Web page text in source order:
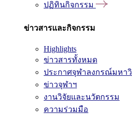
ปฏิทินกิจกรรม
ข่าวสารและกิจกรรม
Highlights
ข่าวสารทั้งหมด
ประกาศจุฬาลงกรณ์มหา
ข่าวจุฬาฯ
งานวิจัยและนวัตกรรม
ความร่วมมือ